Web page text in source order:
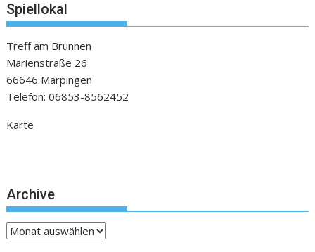
Spiellokal
Treff am Brunnen
Marienstraße 26
66646 Marpingen
Telefon: 06853-8562452
Karte
Archive
Archive